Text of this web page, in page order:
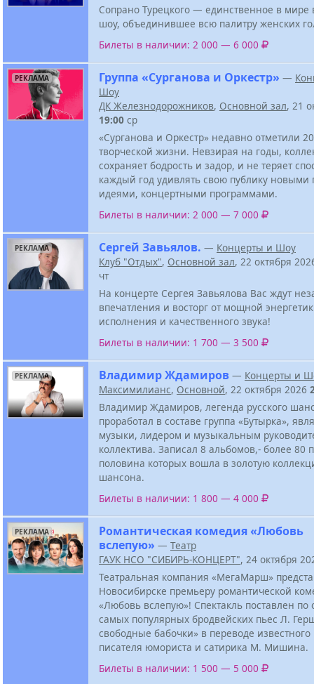
Сопрано Турецкого — единственное в мире
шоу, объединившее всю палитру женских
Билеты в наличии: 2 000 — 6 000
РЕКЛАМА Группа «Сурганова и Оркестр» —
Шоу
ДК Железнодорожников, Основной зал, 21
19:00 ср
«Сурганова и Оркестр» недавно отметили
творческой жизни. Невзирая на годы,
сохраняет бодрость и задор, и не теряет
каждый год удивлять свою публику новыми
идеями, концертными программами.
Билеты в наличии: 2 000 — 7 000
РЕКЛАМА Сергей Завьялов. — Концерты и Шоу
Клуб "Отдых", Основной зал, 22 октября
чт
На концерте Сергея Завьялова Вас ждут
впечатления и восторг от мощной
исполнения и качественного звука!
Билеты в наличии: 1 700 — 3 500
РЕКЛАМА Владимир Ждамиров — Концерты и
Максимилианс, Основной, 22 октября 2026
Владимир Ждамиров, легенда русского
проработал в составе группа «Бутырка»,
музыки, лидером и музыкальным
коллектива. Записал 8 альбомов,- более 80
половина которых вошла в золотую
шансона.
Билеты в наличии: 1 800 — 4 000
РЕКЛАМА
Романтическая комедия «Любовь
вслепую» — Театр
ГАУК НСО "СИБИРЬ-КОНЦЕРТ", 24 октября
Театральная компания «МегаМарш»
Новосибирске премьеру романтической
«Любовь вслепую»! Спектакль поставлен по
самых популярных бродвейских пьес Л.
свободные бабочки» в переводе известного
писателя юмориста и сатирика М. Мишина.
Билеты в наличии: 1 500 — 5 000